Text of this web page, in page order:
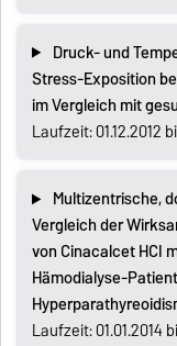
Druck- und
Stress-Exposition
im Vergleich mit
Laufzeit: 01.12.2012
Multizentrische,
Vergleich der
von Cinacalcet HCI
Hämodialyse-
Laufzeit: 01.01.2014